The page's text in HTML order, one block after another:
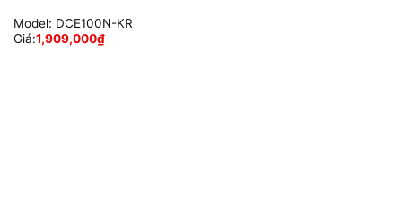
Model: DCE100N-KR
Giá:1,909,000₫